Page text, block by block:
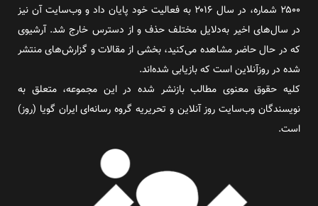
۲۵۰۰ شماره، در سال ۲۰۱۶ به فعالیت خود پایان داد و وب‌سایت آن نیز
در سال‌های اخیر به‌دلایل مختلف حذف و از دسترس خارج شد. آرشیوی
که در حال حاضر مشاهده می‌کنید، بخشی از مقالات و گزارش‌های منتشر
شده در روزآنلاین است که بازیابی شده‌اند.
کلیه حقوق معنوی مطالب بازنشر شده در این مجموعه، متعلق به
نویسندگان وب‌سایت روز آنلاین و تحریریه گروه رسانه‌ای ایران گویا (روز)
است.